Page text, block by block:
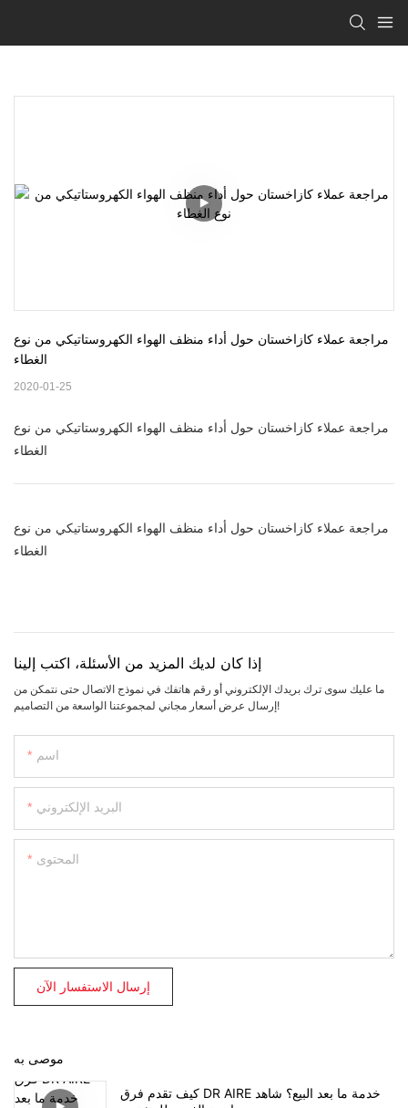
مراجعة عملاء كازاخستان حول أداء منظف الهواء الكهروستاتيكي من نوع
الغطاء
2020-01-25
مراجعة عملاء كازاخستان حول أداء منظف الهواء الكهروستاتيكي من نوع
الغطاء
مراجعة عملاء كازاخستان حول أداء منظف الهواء الكهروستاتيكي من نوع
الغطاء
إذا كان لديك المزيد من الأسئلة، اكتب إلينا
ما عليك سوى ترك بريدك الإلكتروني أو رقم هاتفك في نموذج الاتصال حتى نتمكن من
إرسال عرض أسعار مجاني لمجموعتنا الواسعة من التصاميم!
اسم
البريد الإلكتروني
المحتوى
إرسال الاستفسار الآن
موصى به
كيف تقدم فرق DR AIRE خدمة ما بعد البيع؟ شاهد